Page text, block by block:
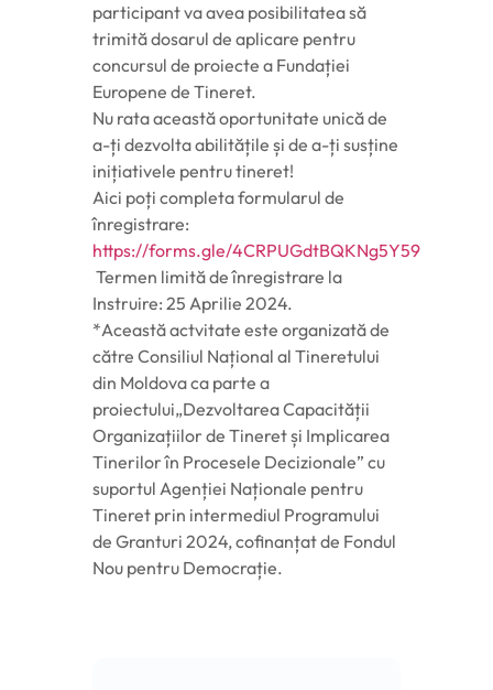
participant va avea posibilitatea să
trimită dosarul de aplicare pentru
concursul de proiecte a Fundației
Europene de Tineret.
Nu rata această oportunitate unică de
a-ți dezvolta abilitățile și de a-ți susține
inițiativele pentru tineret!
Aici poți completa formularul de
înregistrare:
https://forms.gle/4CRPUGdtBQKNg5Y59
Termen limită de înregistrare la
Instruire: 25 Aprilie 2024.
*Această actvitate este organizată de
către Consiliul Național al Tineretului
din Moldova ca parte a
proiectului„Dezvoltarea Capacității
Organizațiilor de Tineret și Implicarea
Tinerilor în Procesele Decizionale” cu
suportul Agenției Naționale pentru
Tineret prin intermediul Programului
de Granturi 2024, cofinanțat de Fondul
Nou pentru Democrație.